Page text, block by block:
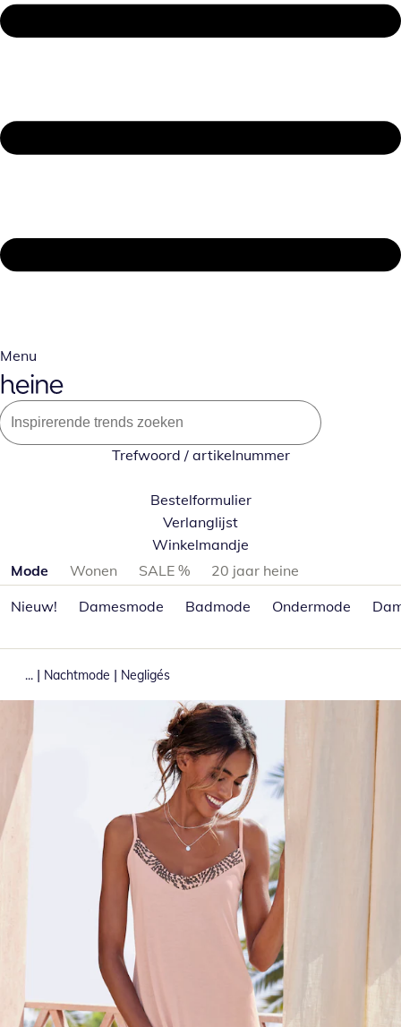
Menu
Trefwoord / artikelnummer
Bestelformulier
Verlanglijst
Winkelmandje
Productcategorieën overslaan
Mode Wonen SALE %
20 jaar heine
Nieuw!
Damesmode Badmode Ondermode
... | Nachtmode | Negligés